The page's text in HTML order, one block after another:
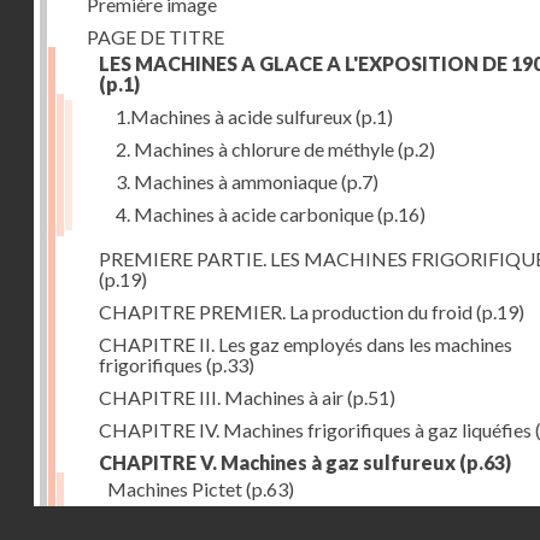
PAGE DE TITRE
LES MACHINES A GLACE A L'EXPOSITION DE
(p.1)
1.Machines à acide sulfureux(p.1)
2. Machines à chlorure de méthyle(p.2)
3. Machines à ammoniaque(p.7)
4. Machines à acide carbonique(p.16)
PREMIERE PARTIE. LES MACHINES
(p.19)
CHAPITRE PREMIER. La production du froid(p.19)
CHAPITRE II. Les gaz employés dans les machines
frigorifiques (p.33)
CHAPITRE III. Machines à air(p.51)
CHAPITRE IV. Machines frigorifiques à gaz liquéfies
CHAPITRE V. Machines à gaz sulfureux (p.63)
Machines Pictet(p.63)